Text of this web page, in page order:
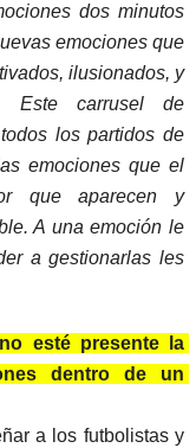
dos minutos
emociones que
ilusionados, y
Este carrusel de
los partidos de
emociones que el
que aparecen y
A una emoción le
a gestionarlas les
esté presente la
dentro de un
a los futbolistas y